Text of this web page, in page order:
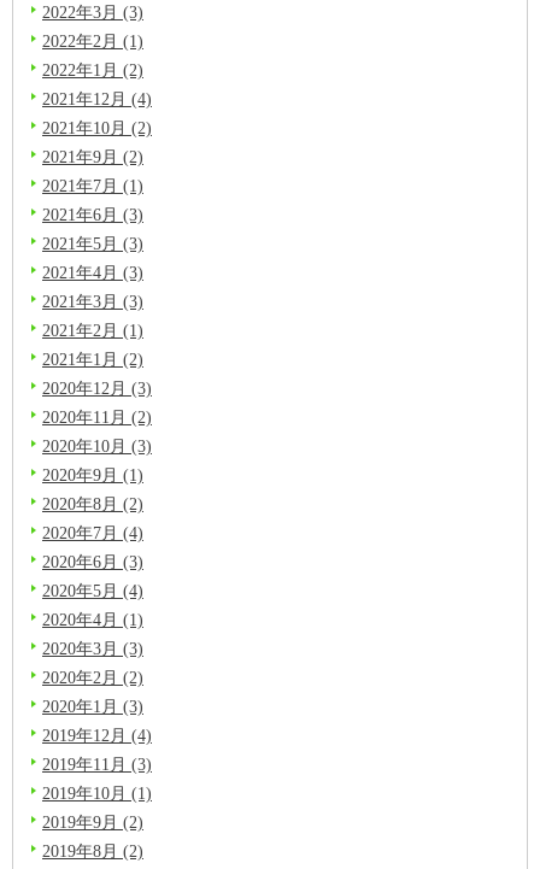
2022年3月 (3)
2022年2月 (1)
2022年1月 (2)
2021年12月 (4)
2021年10月 (2)
2021年9月 (2)
2021年7月 (1)
2021年6月 (3)
2021年5月 (3)
2021年4月 (3)
2021年3月 (3)
2021年2月 (1)
2021年1月 (2)
2020年12月 (3)
2020年11月 (2)
2020年10月 (3)
2020年9月 (1)
2020年8月 (2)
2020年7月 (4)
2020年6月 (3)
2020年5月 (4)
2020年4月 (1)
2020年3月 (3)
2020年2月 (2)
2020年1月 (3)
2019年12月 (4)
2019年11月 (3)
2019年10月 (1)
2019年9月 (2)
2019年8月 (2)